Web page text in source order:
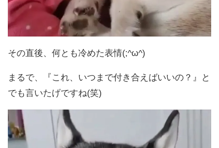
その直後、何とも冷めた表情(;^ω^)
まるで、『これ、いつまで付き合えばいいの？』と
でも言いたげですね(笑)